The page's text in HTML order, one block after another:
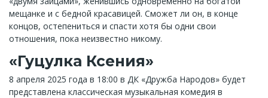
мещанке и с бедной красавицей. Сможет ли он, в конце
концов, остепениться и спасти хотя бы одни свои
отношения, пока неизвестно никому.
«Гуцулка Ксения»
8 апреля 2025 года в 18:00 в ДК «Дружба Народов» будет
представлена классическая музыкальная комедия в